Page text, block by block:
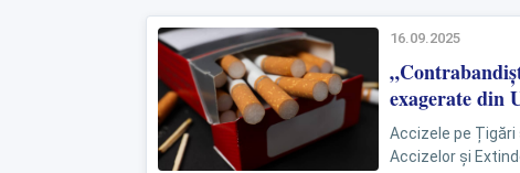
16.09.2025
exagerate din
Accizele pe Țigări
Accizelor și